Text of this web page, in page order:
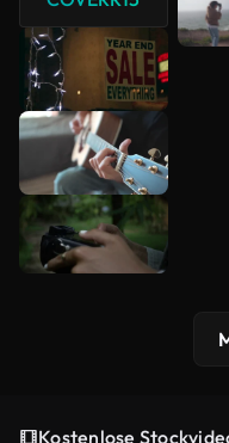
Kostenlose